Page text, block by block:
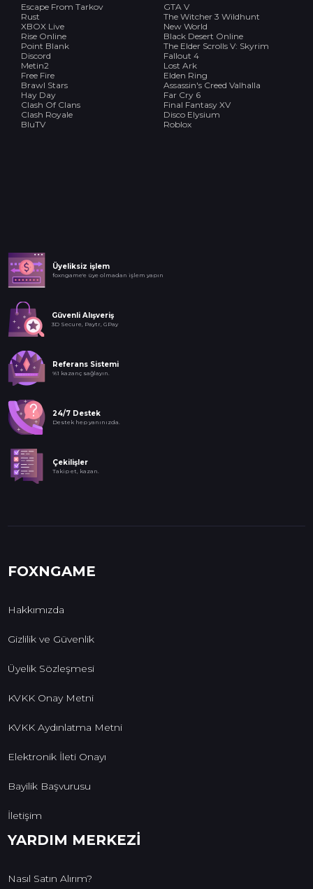
Escape From Tarkov
Rust
XBOX Live
Rise Online
Point Blank
Discord
Metin2
Free Fire
Brawl Stars
Hay Day
Clash Of Clans
Clash Royale
BluTV
GTA V
The Witcher 3 Wildhunt
New World
Black Desert Online
The Elder Scrolls V: Skyrim
Fallout 4
Lost Ark
Elden Ring
Assassin's Creed Valhalla
Far Cry 6
Final Fantasy XV
Disco Elysium
Roblox
Üyeliksiz işlem
foxngame'e üye olmadan işlem yapın
Güvenli Alışveriş
3D Secure, Paytr, GPay
Referans Sistemi
%1 kazanç sağlayın.
24/7 Destek
Destek hep yanınızda.
Çekilişler
Takip et, kazan.
FOXNGAME
Hakkımızda
Gizlilik ve Güvenlik
Üyelik Sözleşmesi
KVKK Onay Metni
KVKK Aydınlatma Metni
Elektronik İleti Onayı
Bayilik Başvurusu
İletişim
YARDIM MERKEZİ
Nasıl Satın Alırım?